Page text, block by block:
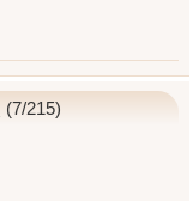
(7/215)